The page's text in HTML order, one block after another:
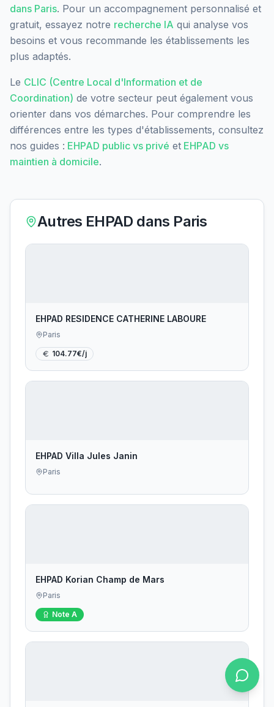
dans Paris. Pour un accompagnement personnalisé et
gratuit, essayez notre recherche IA qui analyse vos
besoins et vous recommande les établissements les
plus adaptés.
Le CLIC (Centre Local d'Information et de
Coordination) de votre secteur peut également vous
orienter dans vos démarches. Pour comprendre les
différences entre les types d'établissements, consultez
nos guides : EHPAD public vs privé et EHPAD vs
maintien à domicile.
Autres EHPAD dans Paris
EHPAD RESIDENCE CATHERINE LABOURE
Paris
104.77€/j
EHPAD Villa Jules Janin
Paris
EHPAD Korian Champ de Mars
Paris
Note A